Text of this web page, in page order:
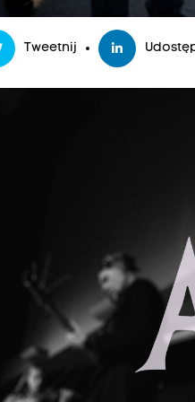
Tweetnij